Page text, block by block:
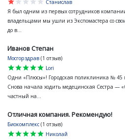
star
star
star
star
star
Станислав
Я был одним из первых сотрудников
владельцами мы ушли из Экспомастера со
до в...
Иванов Степан
Мосгорздрав (1 отзыв)
star
star
star
star
star
Lori
Одни «Плюсы»! Городская поликлиника № 45
Снова начала ходить медецинская Сестра —
частный на...
Отличная компания. Рекомендую!
Биокомплекс (1 отзыв)
star
star
star
star
star
Николай